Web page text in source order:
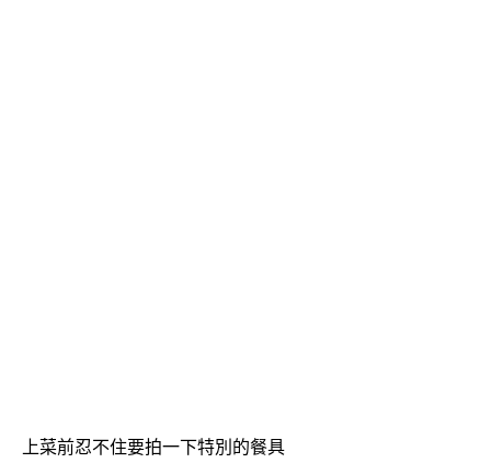
上菜前忍不住要拍一下特別的餐具